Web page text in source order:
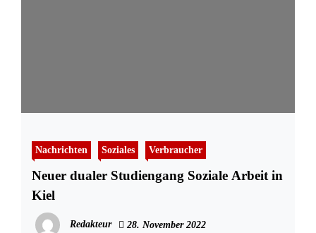
Nachrichten Soziales Verbraucher
Neuer dualer Studiengang Soziale Arbeit in
Kiel
Redakteur 28. November 2022